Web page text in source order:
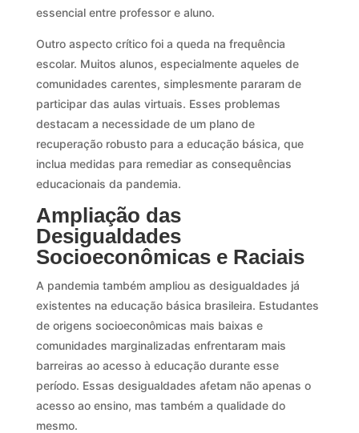
essencial entre professor e aluno.
Outro aspecto crítico foi a queda na frequência
escolar. Muitos alunos, especialmente aqueles de
comunidades carentes, simplesmente pararam de
participar das aulas virtuais. Esses problemas
destacam a necessidade de um plano de
recuperação robusto para a educação básica, que
inclua medidas para remediar as consequências
educacionais da pandemia.
Ampliação das
Desigualdades
Socioeconômicas e Raciais
A pandemia também ampliou as desigualdades já
existentes na educação básica brasileira. Estudantes
de origens socioeconômicas mais baixas e
comunidades marginalizadas enfrentaram mais
barreiras ao acesso à educação durante esse
período. Essas desigualdades afetam não apenas o
acesso ao ensino, mas também a qualidade do
mesmo.